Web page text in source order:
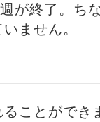
が終了。ち
ません。
ことができ